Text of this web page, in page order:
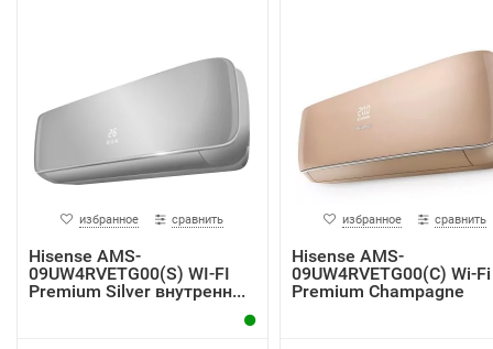
избранное сравнить
Hisense AMS-
09UW4RVETG00(S) WI-FI
Premium Silver внутренн...
избранное сравнить
Hisense AMS-
09UW4RVETG00(С) Wi-Fi
Premium Champagne